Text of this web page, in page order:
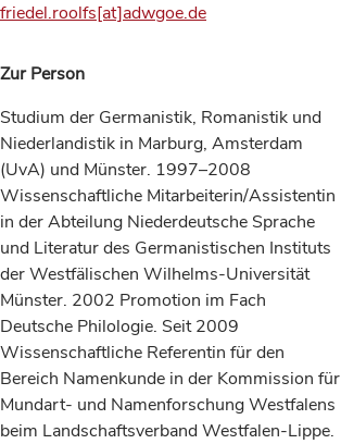
friedel.roolfs[at]adwgoe.de
Zur Person
Studium der Germanistik, Romanistik und
Niederlandistik in Marburg, Amsterdam
(UvA) und Münster. 1997–2008
Wissenschaftliche Mitarbeiterin/Assistentin
in der Abteilung Niederdeutsche Sprache
und Literatur des Germanistischen Instituts
der Westfälischen Wilhelms-Universität
Münster. 2002 Promotion im Fach
Deutsche Philologie. Seit 2009
Wissenschaftliche Referentin für den
Bereich Namenkunde in der Kommission für
Mundart- und Namenforschung Westfalens
beim Landschaftsverband Westfalen-Lippe.